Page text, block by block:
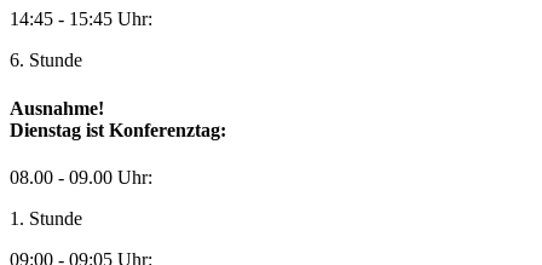
14:45 - 15:45 Uhr:
6. Stunde
Ausnahme!
Dienstag ist Konferenztag:
08.00 - 09.00 Uhr:
1. Stunde
09:00 - 09:05 Uhr: